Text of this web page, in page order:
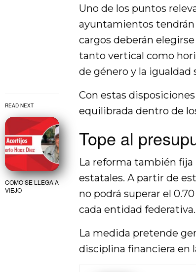
READ NEXT
COMO SE LLEGA A
VIEJO
Uno de los puntos
ayuntamientos tendrán
cargos deberán
tanto vertical como
de género y la
Con estas
equilibrada dentro de
Tope al
La reforma también
estatales. A partir de
no podrá superar el
cada entidad federativa.
La medida pretende
disciplina financiera en